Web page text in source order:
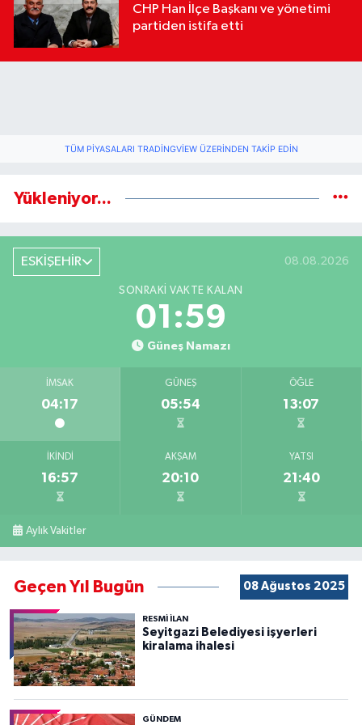
CHP Han İlçe Başkanı ve yönetimi
partiden istifa etti
TÜM PIYASALARI TRADINGVIEW ÜZERINDEN TAKIP EDIN
Yükleniyor...
ESKİŞEHİR 08.08.2026
SONRAKI VAKTE KALAN
01:59
Güneş Namazı
İMSAK
04:17
GÜNEŞ
05:54
ÖĞLE
13:07
İKINDI
16:57
AKŞAM
20:10
YATSI
21:40
Aylık Vakitler
Geçen Yıl Bugün 08 Ağustos 2025
RESMİ İLAN
Seyitgazi Belediyesi işyerleri
kiralama ihalesi
GÜNDEM